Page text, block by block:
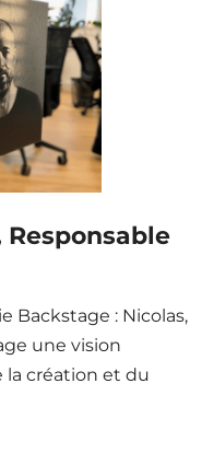
Backstage : Nicolas,
une vision
la création et du